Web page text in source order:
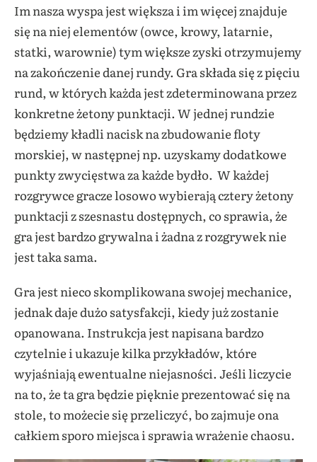
Im nasza wyspa jest większa i im więcej znajduje
się na niej elementów (owce, krowy, latarnie,
statki, warownie) tym większe zyski otrzymujemy
na zakończenie danej rundy. Gra składa się z pięciu
rund, w których każda jest zdeterminowana przez
konkretne żetony punktacji. W jednej rundzie
będziemy kładli nacisk na zbudowanie floty
morskiej, w następnej np. uzyskamy dodatkowe
punkty zwycięstwa za każde bydło. W każdej
rozgrywce gracze losowo wybierają cztery żetony
punktacji z szesnastu dostępnych, co sprawia, że
gra jest bardzo grywalna i żadna z rozgrywek nie
jest taka sama.
Gra jest nieco skomplikowana swojej mechanice,
jednak daje dużo satysfakcji, kiedy już zostanie
opanowana. Instrukcja jest napisana bardzo
czytelnie i ukazuje kilka przykładów, które
wyjaśniają ewentualne niejasności. Jeśli liczycie
na to, że ta gra będzie pięknie prezentować się na
stole, to możecie się przeliczyć, bo zajmuje ona
całkiem sporo miejsca i sprawia wrażenie chaosu.